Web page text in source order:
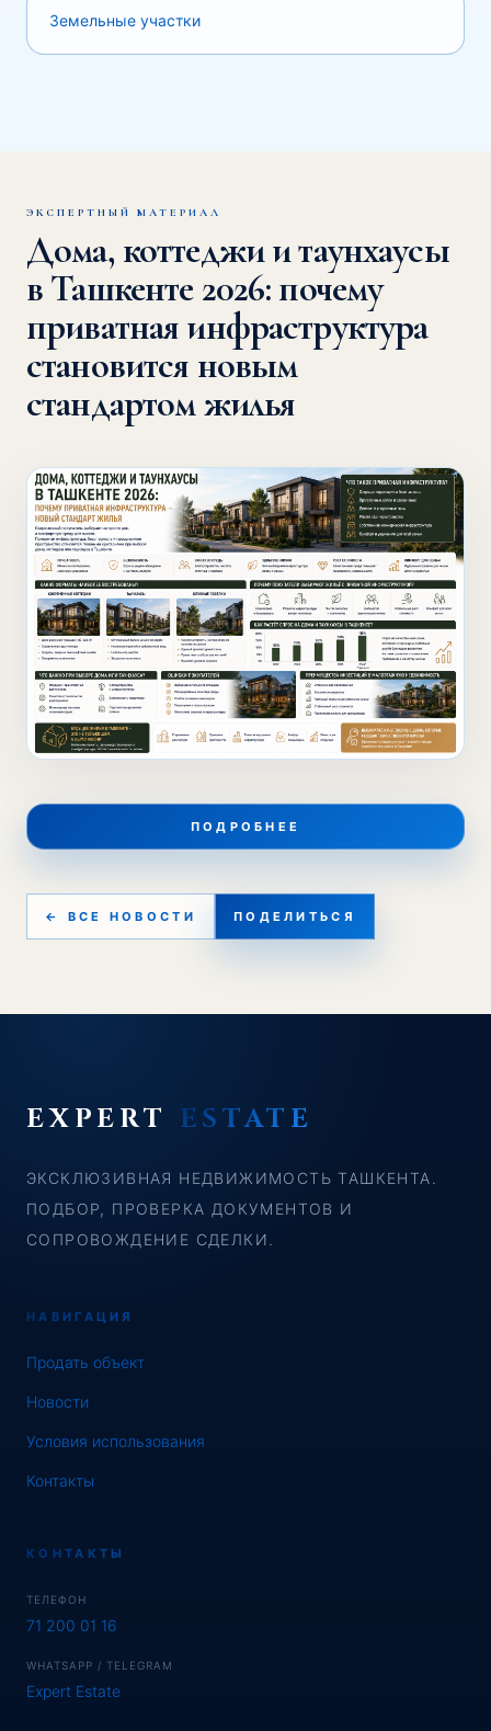
ЭКСПЕРТНЫЙ МАТЕРИАЛ
Дома, коттеджи и таунхаусы
в Ташкенте 2026: почему
приватная инфраструктура
становится новым
стандартом жилья
ПОДРОБНЕЕ
← ВСЕ НОВОСТИ ПОДЕЛИТЬСЯ
Земельные участки
EXPERT ESTATE
ЭКСКЛЮЗИВНАЯ НЕДВИЖИМОСТЬ ТАШКЕНТА.
ПОДБОР, ПРОВЕРКА ДОКУМЕНТОВ И
СОПРОВОЖДЕНИЕ СДЕЛКИ.
НАВИГАЦИЯ
Продать объект
Новости
Условия использования
Контакты
КОНТАКТЫ
ТЕЛЕФОН
71 200 01 16
WHATSAPP / TELEGRAM
Expert Estate